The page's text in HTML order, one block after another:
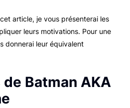
article, je vous présenterai les
leurs motivations. Pour une
donnerai leur équivalent
Batman AKA